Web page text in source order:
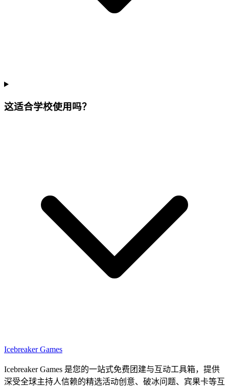
这适合学校使用吗？
Icebreaker Games
Icebreaker Games 是您的一站式免费团建与互动工具箱，提供
深受全球主持人信赖的精选活动创意、破冰问题、宾果卡等互